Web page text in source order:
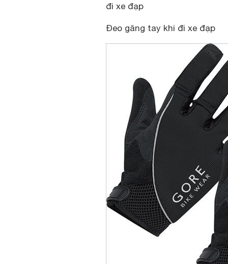
đi xe đạp
Đeo găng tay khi đi xe đạp